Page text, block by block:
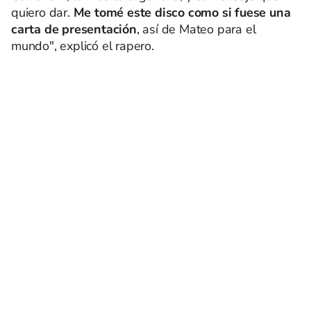
quiero dar. Me tomé este disco como si fuese una
carta de presentación, así de Mateo para el
mundo", explicó el rapero.